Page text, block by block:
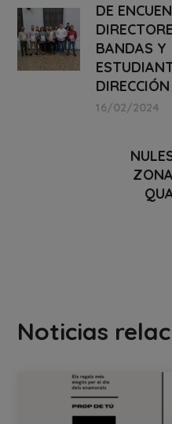
DE
BANDAS Y
DIRECCIÓN
16/02/2024
Noticias